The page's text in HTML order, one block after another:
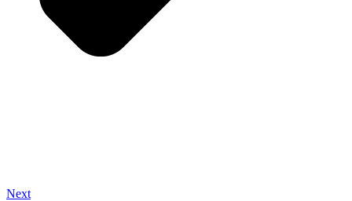
Next